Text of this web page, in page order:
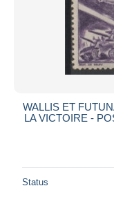
WALLIS ET
LA VICTOIRE -
Status